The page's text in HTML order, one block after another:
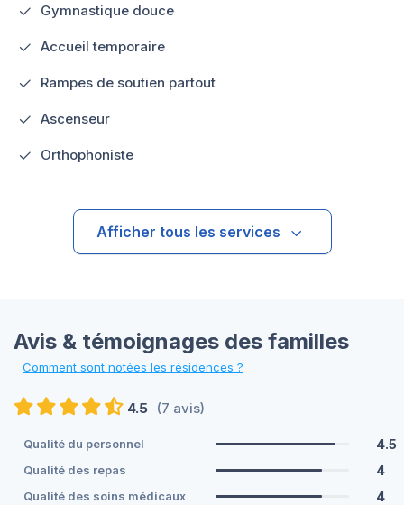
Gymnastique douce
Accueil temporaire
Rampes de soutien partout
Ascenseur
Orthophoniste
Afficher tous les services
Avis & témoignages des familles
Comment sont notées les résidences ?
4.5 (7 avis)
Qualité du personnel 4.5
Qualité des repas 4
Qualité des soins médicaux 4